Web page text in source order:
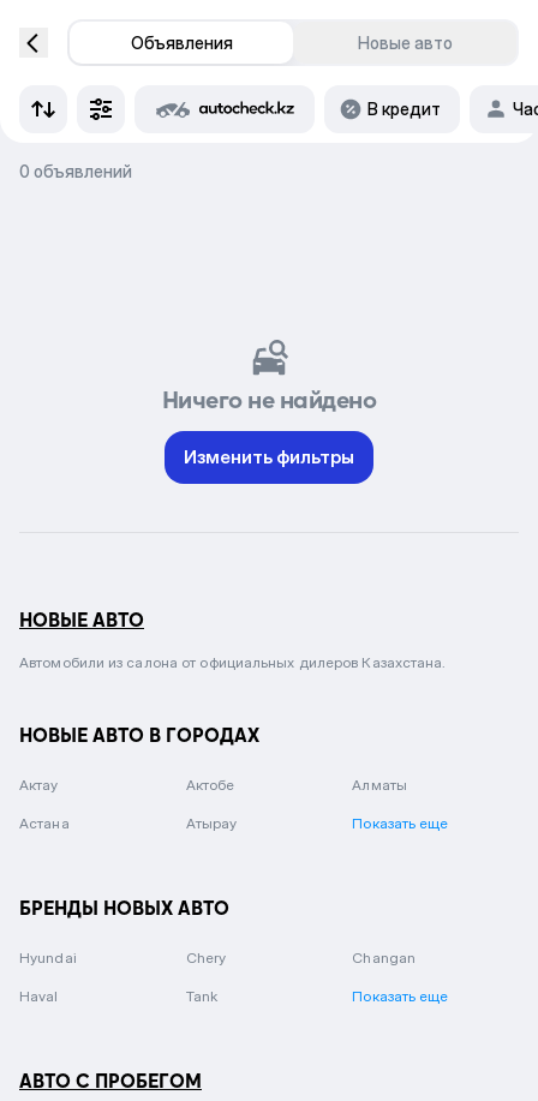
Объявления Новые авто
В кредит
0 объявлений
Ничего не найдено
Изменить фильтры
НОВЫЕ АВТО
Автомобили из салона от официальных дилеров Казахстана.
НОВЫЕ АВТО В ГОРОДАХ
Актау Актобе Алматы
Астана Атырау Показать еще
БРЕНДЫ НОВЫХ АВТО
Hyundai Chery Changan
Haval Tank Показать еще
АВТО С ПРОБЕГОМ